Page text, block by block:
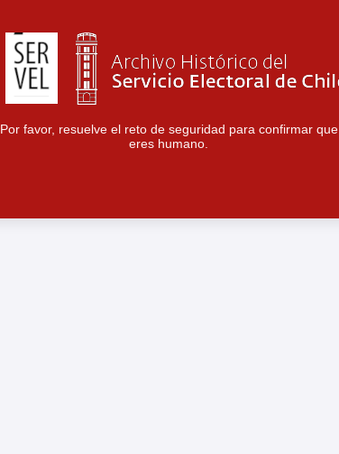
Por favor, resuelve el reto de seguridad para confirmar que
eres humano.